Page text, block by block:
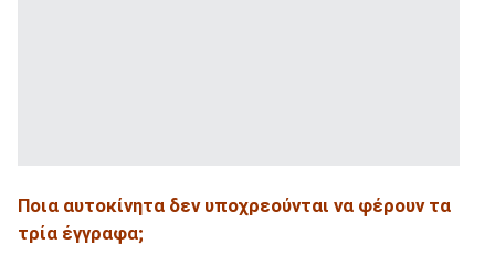
Ποια αυτοκίνητα δεν υποχρεούνται να φέρουν τα
τρία έγγραφα;